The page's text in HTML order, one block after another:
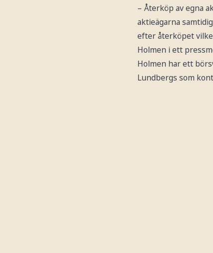
– Återköp av egna
aktieägarna
efter återköpet
Holmen i ett
Holmen har ett
Lundbergs som